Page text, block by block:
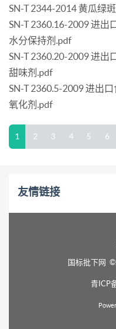
SN-T 2344-2014 黄瓜绿
SN-T 2360.16-2009 进出
水分保持剂.pdf
SN-T 2360.20-2009 进出
甜味剂.pdf
SN-T 2360.5-2009 进出
氧化剂.pdf
1 2 3 4 5 6
友情链接
国标批下网
青ICP